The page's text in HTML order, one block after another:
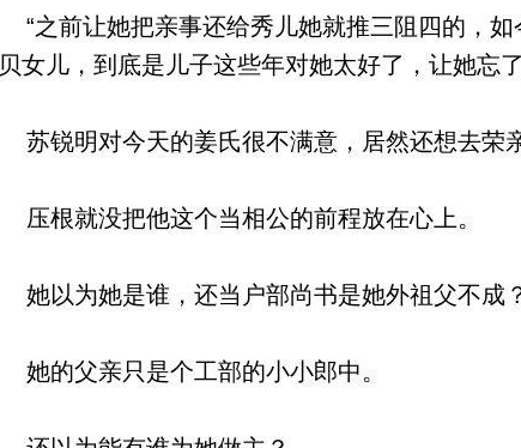
“之前让她把亲事还给秀儿她就推三阻四的，
贝女儿，到底是儿子这些年对她太好了，让她忘
苏锐明对今天的姜氏很不满意，居然还想去荣
压根就没把他这个当相公的前程放在心上。
她以为她是谁，还当户部尚书是她外祖父不成
她的父亲只是个工部的小小郎中。